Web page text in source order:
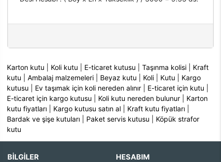
Karton kutu Koli kutu E-ticaret kutusu |Taşınma kolisi
Kraft
kutu |Ambalaj malzemeleri Beyaz kutu Koli Kutu
Kargo
kutusu
Ev taşımak için koli nereden alınır E-ticaret için kutu
E-ticaret için kargo kutusu
Koli kutu nereden bulunur
Karton
kutu fiyatları
Kargo kutusu satın al Kraft kutu fiyatları
Bardak ve şişe kutuları
Paket servis kutusu
Köpük strafor
kutu
BİLGİLER HESABIM